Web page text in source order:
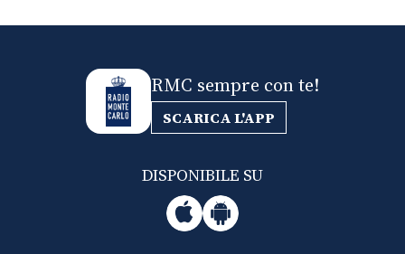
RMC sempre con te!
SCARICA L'APP
DISPONIBILE SU